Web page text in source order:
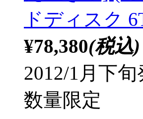
ドディスク
¥78,380(税込)
2012/1月下旬
数量限定